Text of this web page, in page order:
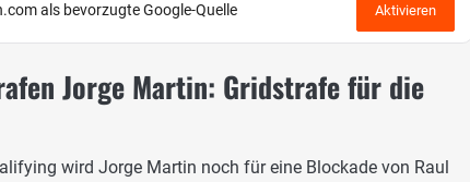
als bevorzugte Google-Quelle Aktivieren
Jorge Martin: Gridstrafe für die
wird Jorge Martin noch für eine Blockade von Raul